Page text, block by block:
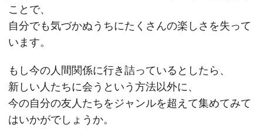
ことで、
自分でも気づかぬうちにたくさんの楽しさを失って
います。
もし今の人間関係に行き詰っているとしたら、
新しい人たちに会うという方法以外に、
今の自分の友人たちをジャンルを超えて集めてみて
はいかがでしょうか。